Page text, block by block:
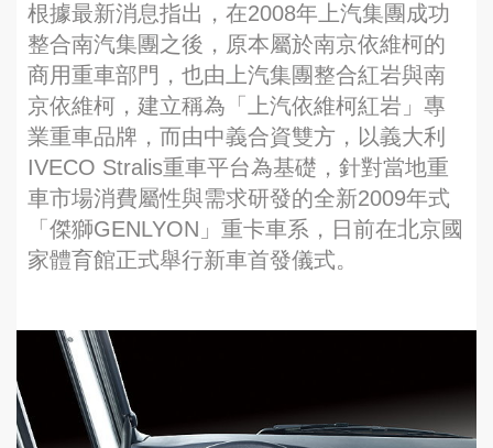
根據最新消息指出，在2008年上汽集團成功
整合南汽集團之後，原本屬於南京依維柯的
商用重車部門，也由上汽集團整合紅岩與南
京依維柯，建立稱為「上汽依維柯紅岩」專
業重車品牌，而由中義合資雙方，以義大利
IVECO Stralis重車平台為基礎，針對當地重
車市場消費屬性與需求研發的全新2009年式
「傑獅GENLYON」重卡車系，日前在北京國
家體育館正式舉行新車首發儀式。